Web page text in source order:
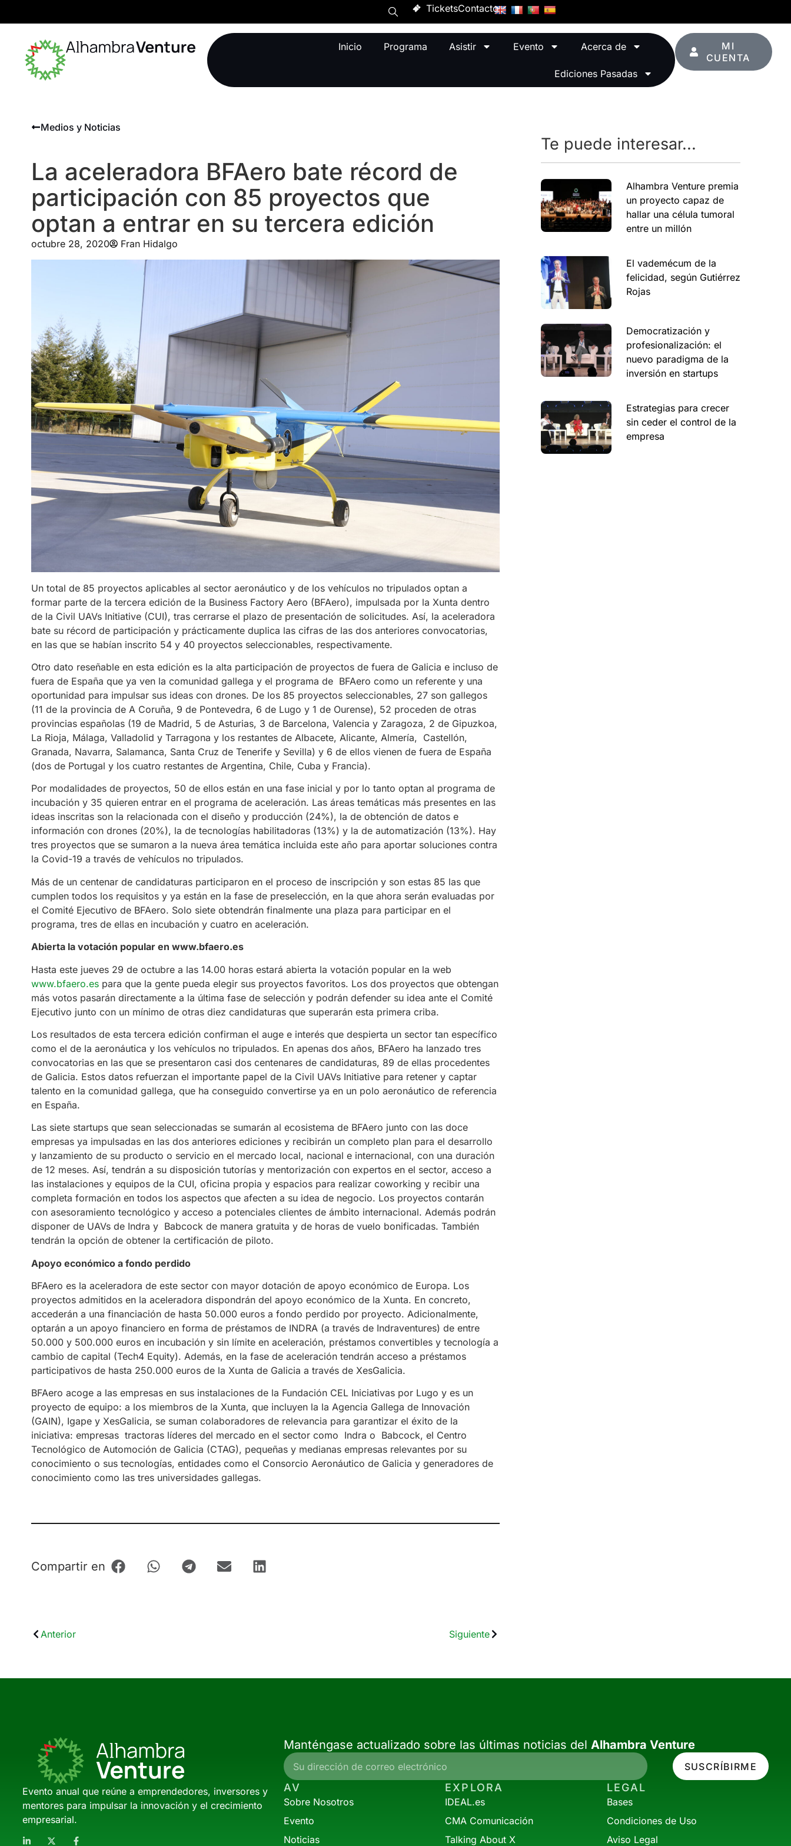
TicketsContacto
Inicio Programa Asistir Evento Acerca de
Ediciones Pasadas
MI
CUENTA
Medios y Noticias
La aceleradora BFAero bate récord de
participación con 85 proyectos que
optan a entrar en su tercera edición
octubre 28, 2020 Fran Hidalgo
Un total de 85 proyectos aplicables al sector aeronáutico y de los vehículos no tripulados optan a
formar parte de la tercera edición de la Business Factory Aero (BFAero), impulsada por la Xunta dentro
de la Civil UAVs Initiative (CUI), tras cerrarse el plazo de presentación de solicitudes. Así, la aceleradora
bate su récord de participación y prácticamente duplica las cifras de las dos anteriores convocatorias,
en las que se habían inscrito 54 y 40 proyectos seleccionables, respectivamente.
Otro dato reseñable en esta edición es la alta participación de proyectos de fuera de Galicia e incluso de
fuera de España que ya ven la comunidad gallega y el programa de BFAero como un referente y una
oportunidad para impulsar sus ideas con drones. De los 85 proyectos seleccionables, 27 son gallegos
(11 de la provincia de A Coruña, 9 de Pontevedra, 6 de Lugo y 1 de Ourense), 52 proceden de otras
provincias españolas (19 de Madrid, 5 de Asturias, 3 de Barcelona, Valencia y Zaragoza, 2 de Gipuzkoa,
La Rioja, Málaga, Valladolid y Tarragona y los restantes de Albacete, Alicante, Almería, Castellón,
Granada, Navarra, Salamanca, Santa Cruz de Tenerife y Sevilla) y 6 de ellos vienen de fuera de España
(dos de Portugal y los cuatro restantes de Argentina, Chile, Cuba y Francia).
Por modalidades de proyectos, 50 de ellos están en una fase inicial y por lo tanto optan al programa de
incubación y 35 quieren entrar en el programa de aceleración. Las áreas temáticas más presentes en las
ideas inscritas son la relacionada con el diseño y producción (24%), la de obtención de datos e
información con drones (20%), la de tecnologías habilitadoras (13%) y la de automatización (13%). Hay
tres proyectos que se sumaron a la nueva área temática incluida este año para aportar soluciones contra
la Covid-19 a través de vehículos no tripulados.
Más de un centenar de candidaturas participaron en el proceso de inscripción y son estas 85 las que
cumplen todos los requisitos y ya están en la fase de preselección, en la que ahora serán evaluadas por
el Comité Ejecutivo de BFAero. Solo siete obtendrán finalmente una plaza para participar en el
programa, tres de ellas en incubación y cuatro en aceleración.
Abierta la votación popular en www.bfaero.es
Hasta este jueves 29 de octubre a las 14.00 horas estará abierta la votación popular en la web
www.bfaero.espara que la gente pueda elegir sus proyectos favoritos. Los dos proyectos que obtengan
más votos pasarán directamente a la última fase de selección y podrán defender su idea ante el Comité
Ejecutivo junto con un mínimo de otras diez candidaturas que superarán esta primera criba.
Los resultados de esta tercera edición confirman el auge e interés que despierta un sector tan específico
como el de la aeronáutica y los vehículos no tripulados. En apenas dos años, BFAero ha lanzado tres
convocatorias en las que se presentaron casi dos centenares de candidaturas, 89 de ellas procedentes
de Galicia. Estos datos refuerzan el importante papel de la Civil UAVs Initiative para retener y captar
talento en la comunidad gallega, que ha conseguido convertirse ya en un polo aeronáutico de referencia
en España.
Las siete startups que sean seleccionadas se sumarán al ecosistema de BFAero junto con las doce
empresas ya impulsadas en las dos anteriores ediciones y recibirán un completo plan para el desarrollo
y lanzamiento de su producto o servicio en el mercado local, nacional e internacional, con una duración
de 12 meses. Así, tendrán a su disposición tutorías y mentorización con expertos en el sector, acceso a
las instalaciones y equipos de la CUI, oficina propia y espacios para realizar coworking y recibir una
completa formación en todos los aspectos que afecten a su idea de negocio. Los proyectos contarán
con asesoramiento tecnológico y acceso a potenciales clientes de ámbito internacional. Además podrán
disponer de UAVs de Indra y Babcock de manera gratuita y de horas de vuelo bonificadas. También
tendrán la opción de obtener la certificación de piloto.
Apoyo económico a fondo perdido
BFAero es la aceleradora de este sector con mayor dotación de apoyo económico de Europa. Los
proyectos admitidos en la aceleradora dispondrán del apoyo económico de la Xunta. En concreto,
accederán a una financiación de hasta 50.000 euros a fondo perdido por proyecto. Adicionalmente,
optarán a un apoyo financiero en forma de préstamos de INDRA (a través de Indraventures) de entre
50.000 y 500.000 euros en incubación y sin límite en aceleración, préstamos convertibles y tecnología a
cambio de capital (Tech4 Equity). Además, en la fase de aceleración tendrán acceso a préstamos
participativos de hasta 250.000 euros de la Xunta de Galicia a través de XesGalicia.
BFAero acoge a las empresas en sus instalaciones de la Fundación CEL Iniciativas por Lugo y es un
proyecto de equipo: a los miembros de la Xunta, que incluyen la la Agencia Gallega de Innovación
(GAIN), Igape y XesGalicia, se suman colaboradores de relevancia para garantizar el éxito de la
iniciativa: empresas tractoras líderes del mercado en el sector como Indra o Babcock, el Centro
Tecnológico de Automoción de Galicia (CTAG), pequeñas y medianas empresas relevantes por su
conocimiento o sus tecnologías, entidades como el Consorcio Aeronáutico de Galicia y generadores de
conocimiento como las tres universidades gallegas.
Compartir en
Anterior Siguiente
Te puede interesar...
Alhambra Venture premia
un proyecto capaz de
hallar una célula tumoral
entre un millón
El vademécum de la
felicidad, según Gutiérrez
Rojas
Democratización y
profesionalización: el
nuevo paradigma de la
inversión en startups
Estrategias para crecer
sin ceder el control de la
empresa
Evento anual que reúne a emprendedores, inversores y
mentores para impulsar la innovación y el crecimiento
empresarial.
Manténgase actualizado sobre las últimas noticias del Alhambra Venture
SUSCRÍBIRME
AV
Sobre Nosotros
Evento
Noticias
EXPLORA
IDEAL.es
CMA Comunicación
Talking About X
LEGAL
Bases
Condiciones de Uso
Aviso Legal